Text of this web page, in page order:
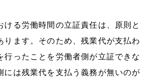
ける労働時間の立証責任は、原則と
ります。そのため、残業代が支払わ
行ったことを労働者側が立証できな
には残業代を支払う義務が無いのが